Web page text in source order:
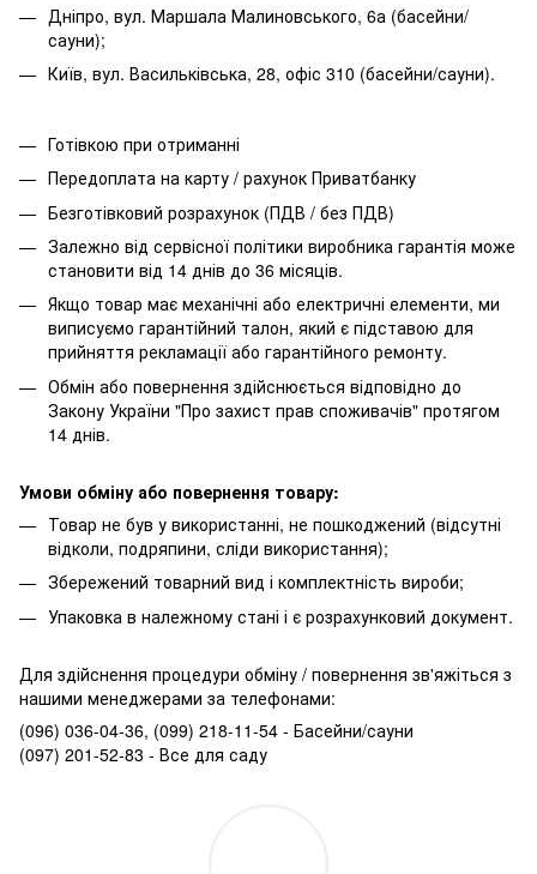
Дніпро, вул. Маршала Малиновського, 6а (басейни/
сауни);
Київ, вул. Васильківська, 28, офіс 310 (басейни/сауни).
Готівкою при отриманні
Передоплата на карту / рахунок Приватбанку
Безготівковий розрахунок (ПДВ / без ПДВ)
Залежно від сервісної політики виробника гарантія може
становити від 14 днів до 36 місяців.
Якщо товар має механічні або електричні елементи, ми
виписуємо гарантійний талон, який є підставою для
прийняття рекламації або гарантійного ремонту.
Обмін або повернення здійснюється відповідно до
Закону України "Про захист прав споживачів" протягом
14 днів.
Умови обміну або повернення товару:
Товар не був у використанні, не пошкоджений (відсутні
відколи, подряпини, сліди використання);
Збережений товарний вид і комплектність вироби;
Упаковка в належному стані і є розрахунковий документ.
Для здійснення процедури обміну / повернення зв'яжіться з
нашими менеджерами за телефонами:
(096) 036-04-36, (099) 218-11-54 - Басейни/сауни
(097) 201-52-83 - Все для саду